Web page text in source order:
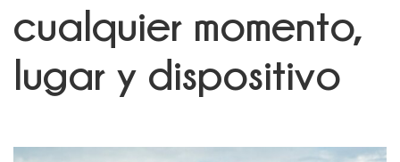
cualquier momento,
lugar y dispositivo